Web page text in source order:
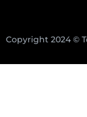
Copyright 2024 ©